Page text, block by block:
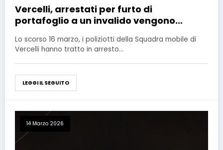
Vercelli, arrestati per furto di
portafoglio a un invalido vengono
Lo scorso 16 marzo, i poliziotti della Squadra mobile di
Vercelli hanno tratto in arresto…
LEGGI IL SEGUITO
14 Marzo 2026